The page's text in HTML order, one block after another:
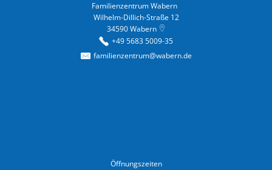
Familienzentrum Wabern
Wilhelm-Dillich-Straße 12
34590 Wabern
+49 5683 5009-35
familienzentrum@wabern.de
Öffnungszeiten